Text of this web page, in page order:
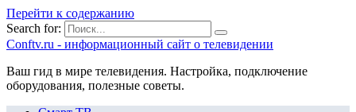
Перейти к содержанию
Search for:
Сonftv.ru - информационный сайт о телевидении
Ваш гид в мире телевидения. Настройка, подключение
оборудования, полезные советы.